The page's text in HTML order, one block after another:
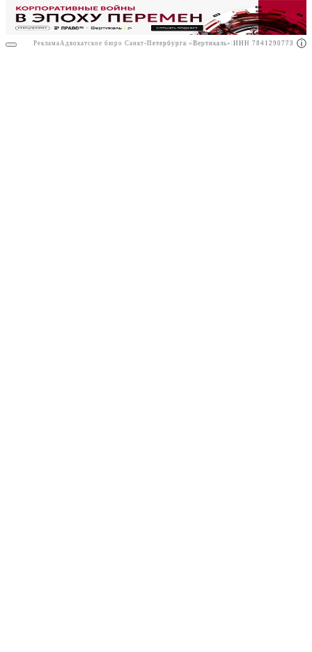
РекламаООО "Право.ру" ИНН: 7704835288
Реклама Адвокатское бюро Санкт-Петербурга «Вертикаль» ИНН 7841290773